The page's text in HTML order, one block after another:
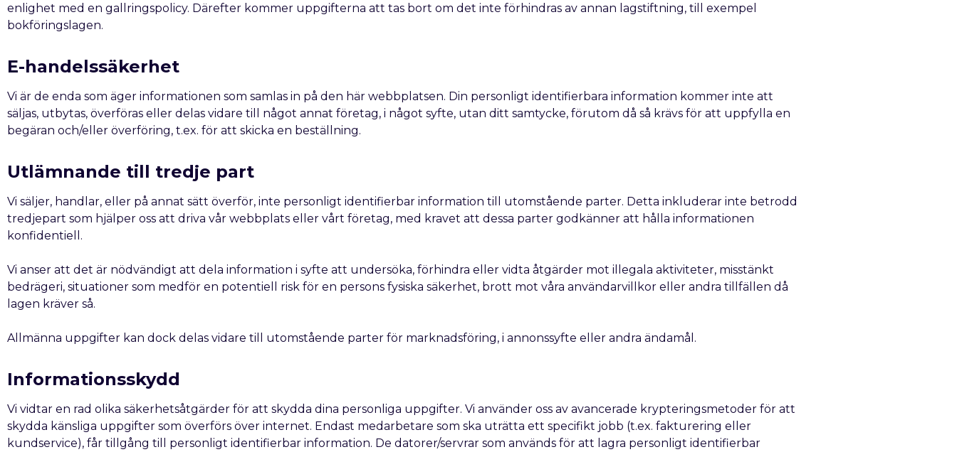
enlighet med en gallringspolicy. Därefter kommer uppgifterna att tas bort om det inte förhindras av annan lagstiftning, till exempel
bokföringslagen.
E-handelssäkerhet
Vi är de enda som äger informationen som samlas in på den här webbplatsen. Din personligt identifierbara information kommer inte att
säljas, utbytas, överföras eller delas vidare till något annat företag, i något syfte, utan ditt samtycke, förutom då så krävs för att uppfylla en
begäran och/eller överföring, t.ex. för att skicka en beställning.
Utlämnande till tredje part
Vi säljer, handlar, eller på annat sätt överför, inte personligt identifierbar information till utomstående parter. Detta inkluderar inte betrodd
tredjepart som hjälper oss att driva vår webbplats eller vårt företag, med kravet att dessa parter godkänner att hålla informationen
konfidentiell.
Vi anser att det är nödvändigt att dela information i syfte att undersöka, förhindra eller vidta åtgärder mot illegala aktiviteter, misstänkt
bedrägeri, situationer som medför en potentiell risk för en persons fysiska säkerhet, brott mot våra användarvillkor eller andra tillfällen då
lagen kräver så.
Allmänna uppgifter kan dock delas vidare till utomstående parter för marknadsföring, i annonssyfte eller andra ändamål.
Informationsskydd
Vi vidtar en rad olika säkerhetsåtgärder för att skydda dina personliga uppgifter. Vi använder oss av avancerade krypteringsmetoder för att
skydda känsliga uppgifter som överförs över internet. Endast medarbetare som ska uträtta ett specifikt jobb (t.ex. fakturering eller
kundservice), får tillgång till personligt identifierbar information. De datorer/servrar som används för att lagra personligt identifierbar